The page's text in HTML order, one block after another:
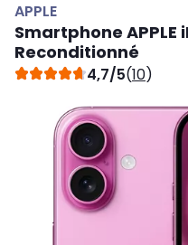
APPLE
Smartphone APPLE
Reconditionné
4,7/5(10)